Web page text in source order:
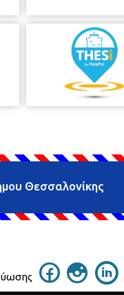
Θεσσαλονίκης